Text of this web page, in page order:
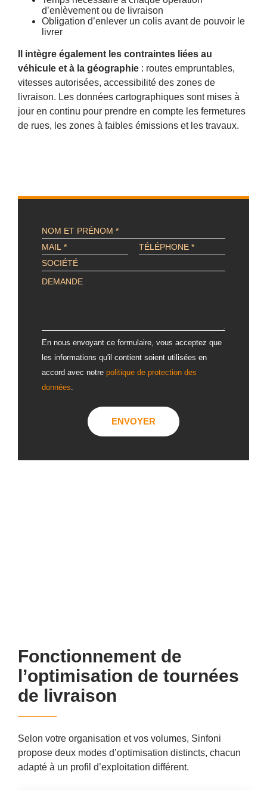
d’enlèvement ou de livraison
Obligation d’enlever un colis avant de pouvoir le
livrer
Il intègre également les contraintes liées au
véhicule et à la géographie : routes empruntables,
vitesses autorisées, accessibilité des zones de
livraison. Les données cartographiques sont mises à
jour en continu pour prendre en compte les fermetures
de rues, les zones à faibles émissions et les travaux.
En nous envoyant ce formulaire, vous acceptez que
les informations qu'il contient soient utilisées en
accord avec notre politique de protection des
données
Fonctionnement de
l’optimisation de tournées
de livraison
Selon votre organisation et vos volumes, Sinfoni
propose deux modes d’optimisation distincts, chacun
adapté à un profil d’exploitation différent.